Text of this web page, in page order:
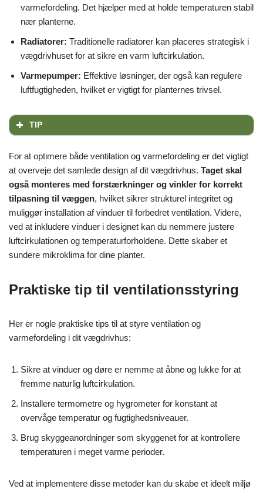
varmefordeling. Det hjælper med at holde temperaturen stabil
nær planterne.
Radiatorer: Traditionelle radiatorer kan placeres strategisk i
vægdrivhuset for at sikre en varm luftcirkulation.
Varmepumper: Effektive løsninger, der også kan regulere
luftfugtigheden, hvilket er vigtigt for planternes trivsel.
TIP
For at optimere både ventilation og varmefordeling er det vigtigt
at overveje det samlede design af dit vægdrivhus. Taget skal
også monteres med forstærkninger og vinkler for korrekt
tilpasning til væggen, hvilket sikrer strukturel integritet og
muliggør installation af vinduer til forbedret ventilation. Videre,
ved at inkludere vinduer i designet kan du nemmere justere
luftcirkulationen og temperaturforholdene. Dette skaber et
sundere mikroklima for dine planter.
Praktiske tip til ventilationsstyring
Her er nogle praktiske tips til at styre ventilation og
varmefordeling i dit vægdrivhus:
Sikre at vinduer og døre er nemme at åbne og lukke for at
fremme naturlig luftcirkulation.
Installere termometre og hygrometer for konstant at
overvåge temperatur og fugtighedsniveauer.
Brug skyggeanordninger som skyggenet for at kontrollere
temperaturen i meget varme perioder.
Ved at implementere disse metoder kan du skabe et ideelt miljø